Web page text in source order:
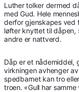
Luther tolker dermed
med Gud. Hele
derfor gjenskapes ved
løfter knyttet til dåpen,
andre er nattverd.
Dåp er et nådemiddel,
virkningen avhenger
spedbarnet kan tro
troen. «Gull har